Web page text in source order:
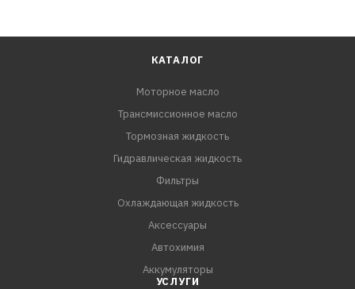
КАТАЛОГ
Моторное масло
Трансмиссионное масло
Тормозная жидкость
Гидравлическая жидкость
Фильтры
Охлаждающая жидкость
Аксессуары
Автохимия
Аккумуляторы
УСЛУГИ